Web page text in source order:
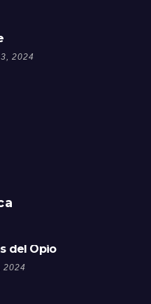
2024
del Opio
2024